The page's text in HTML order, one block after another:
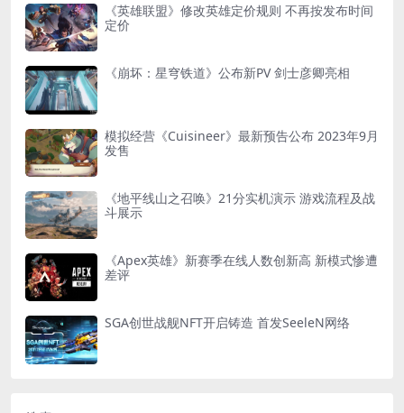
《英雄联盟》修改英雄定价规则 不再按发布时间
定价
《崩坏：星穹铁道》公布新PV 剑士彦卿亮相
模拟经营《Cuisineer》最新预告公布 2023年9月
发售
《地平线山之召唤》21分实机演示 游戏流程及战
斗展示
《Apex英雄》新赛季在线人数创新高 新模式惨遭
差评
SGA创世战舰NFT开启铸造 首发SeeleN网络